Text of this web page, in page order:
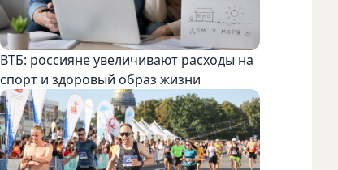
ВТБ: россияне увеличивают расходы на
спорт и здоровый образ жизни